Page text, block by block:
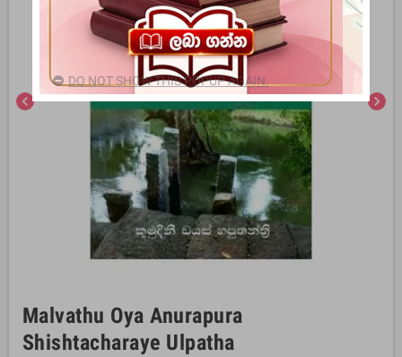
chevron_left chevron_right
Malvathu Oya Anurapura
Shishtacharaye Ulpatha
DO NOT SHOW THIS POPUP AGAIN.